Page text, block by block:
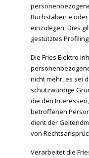
Buchstaben e
einzulegen. Dies
gestütztes Profiling.
Die Fries Elektro
nicht mehr, es sei
schutzwürdige
die den
betroffenen
dient der
von
Verarbeitet die